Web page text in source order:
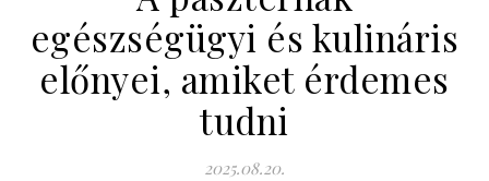
egészségügyi és kulináris
előnyei, amiket érdemes
tudni
2025.08.20.